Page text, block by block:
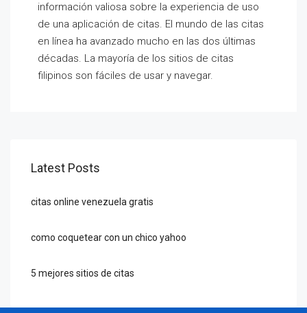
información valiosa sobre la experiencia de uso
de una aplicación de citas. El mundo de las citas
en línea ha avanzado mucho en las dos últimas
décadas. La mayoría de los sitios de citas
filipinos son fáciles de usar y navegar.
Latest Posts
citas online venezuela gratis
como coquetear con un chico yahoo
5 mejores sitios de citas